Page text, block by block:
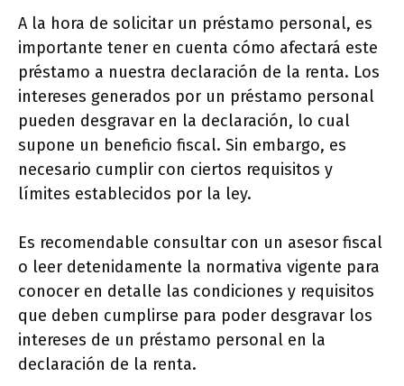
A la hora de solicitar un préstamo personal, es
importante tener en cuenta cómo afectará este
préstamo a nuestra declaración de la renta. Los
intereses generados por un préstamo personal
pueden desgravar en la declaración, lo cual
supone un beneficio fiscal. Sin embargo, es
necesario cumplir con ciertos requisitos y
límites establecidos por la ley.
Es recomendable consultar con un asesor fiscal
o leer detenidamente la normativa vigente para
conocer en detalle las condiciones y requisitos
que deben cumplirse para poder desgravar los
intereses de un préstamo personal en la
declaración de la renta.